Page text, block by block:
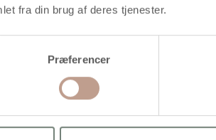
fra din brug af deres tjenester.
Præferencer